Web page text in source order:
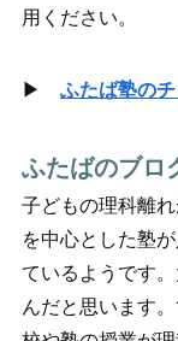
用ください。
▶ふたば塾の
ふたばのブロ
子どもの理科離
を中心とした塾
ているようです
んだと思います